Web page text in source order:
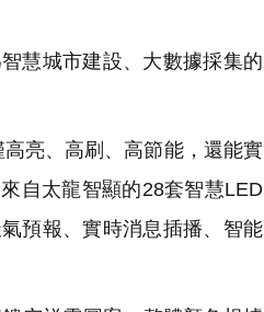
慧城市建設、大數據採集的
亮、高刷、高節能，還能實
自太龍智顯的28套智慧LED
預報、實時消息插播、智能